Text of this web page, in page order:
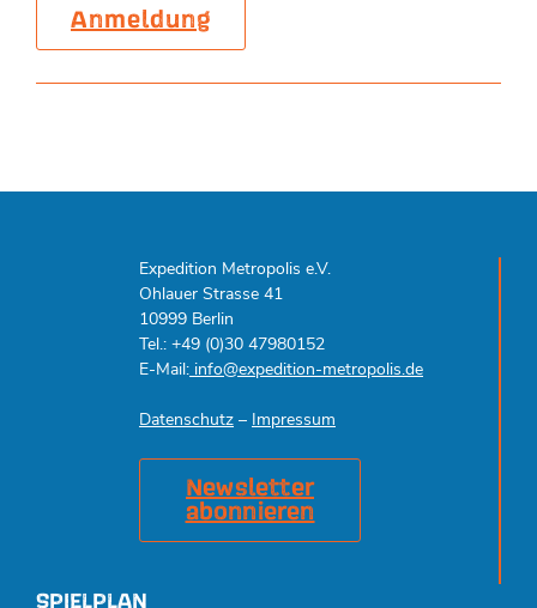
Anmeldung
Expedition Metropolis e.V.
Ohlauer Strasse 41
10999 Berlin
Tel.: +49 (0)30 47980152
E-Mail: info@expedition-metropolis.de
Datenschutz – Impressum
Newsletter
abonnieren
SPIELPLAN